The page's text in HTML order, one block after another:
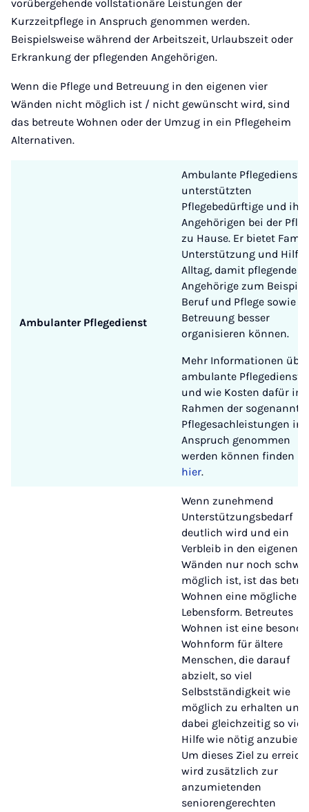
vorübergehende vollstationäre Leistungen der
Kurzzeitpflege in Anspruch genommen werden.
Beispielsweise während der Arbeitszeit, Urlaubszeit oder
Erkrankung der pflegenden Angehörigen.
Wenn die Pflege und Betreuung in den eigenen vier
Wänden nicht möglich ist / nicht gewünscht wird, sind
das betreute Wohnen oder der Umzug in ein Pflegeheim
Alternativen.
Ambulanter Pflegedienst
Ambulante Pflegedienste
unterstützten
Pflegebedürftige und ihre
Angehörigen bei der
zu Hause. Er bietet
Unterstützung und Hilfe
Alltag, damit pflegende
Angehörige zum Beispiel
Beruf und Pflege sowie
Betreuung besser
organisieren können.
Mehr Informationen über
ambulante Pflegedienste
und wie Kosten dafür im
Rahmen der
Pflegesachleistungen in
Anspruch genommen
werden können finden
hier.
Wenn zunehmend
Unterstützungsbedarf
deutlich wird und ein
Verbleib in den eigenen
Wänden nur noch
möglich ist, ist das
Wohnen eine mögliche
Lebensform. Betreutes
Wohnen ist eine
Wohnform für ältere
Menschen, die darauf
abzielt, so viel
Selbstständigkeit wie
möglich zu erhalten und
dabei gleichzeitig so viel
Hilfe wie nötig
Um dieses Ziel zu
wird zusätzlich zur
anzumietenden
seniorengerechten